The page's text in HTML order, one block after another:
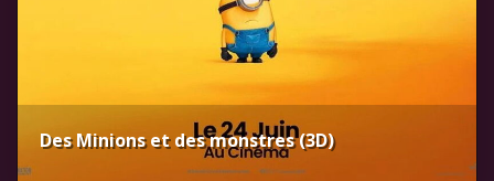
Des Minions et des monstres (3D)